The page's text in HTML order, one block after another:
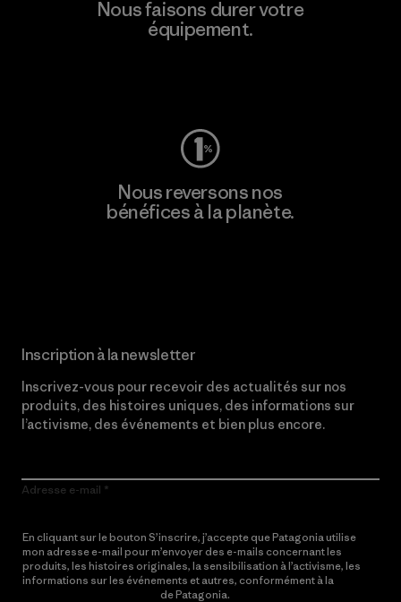
Nous faisons durer votre
équipement.
Nous reversons nos
bénéfices à la planète.
Inscription à la newsletter
Inscrivez-vous pour recevoir des actualités sur nos
produits, des histoires uniques, des informations sur
l’activisme, des événements et bien plus encore.
Adresse e-mail
En cliquant sur le bouton S’inscrire, j’accepte que Patagonia utilise
mon adresse e-mail pour m’envoyer des e-mails concernant les
produits, les histoires originales, la sensibilisation à l’activisme, les
informations sur les événements et autres, conformément à la
de Patagonia.